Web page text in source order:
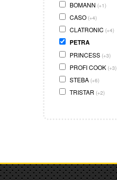
BOMANN (+1)
CASO (+4)
CLATRONIC (+4)
PETRA
PRINCESS (+3)
PROFI COOK (+3)
STEBA (+6)
TRISTAR (+2)